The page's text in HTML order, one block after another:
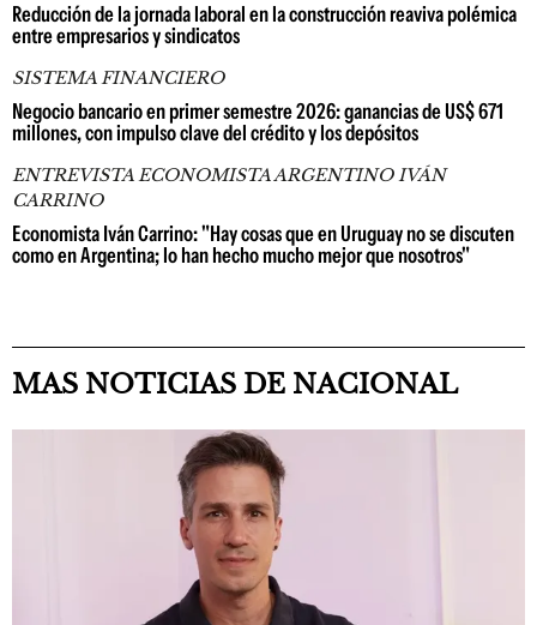
Reducción de la jornada laboral en la construcción reaviva polémica
entre empresarios y sindicatos
SISTEMA FINANCIERO
Negocio bancario en primer semestre 2026: ganancias de US$ 671
millones, con impulso clave del crédito y los depósitos
ENTREVISTA ECONOMISTA ARGENTINO IVÁN
CARRINO
Economista Iván Carrino: "Hay cosas que en Uruguay no se discuten
como en Argentina; lo han hecho mucho mejor que nosotros"
MAS NOTICIAS DE NACIONAL